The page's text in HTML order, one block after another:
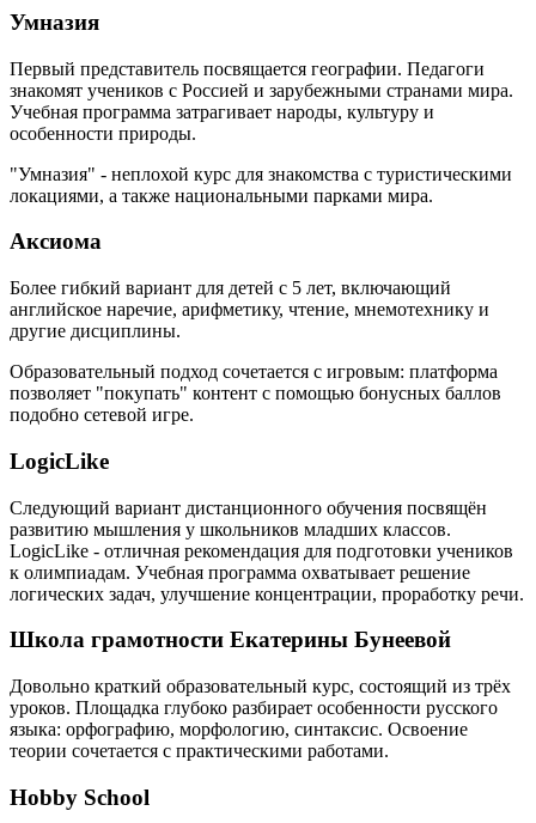
Умназия
Первый представитель посвящается географии. Педагоги
знакомят учеников с Россией и зарубежными странами мира.
Учебная программа затрагивает народы, культуру и
особенности природы.
"Умназия" - неплохой курс для знакомства с туристическими
локациями, а также национальными парками мира.
Аксиома
Более гибкий вариант для детей с 5 лет, включающий
английское наречие, арифметику, чтение, мнемотехнику и
другие дисциплины.
Образовательный подход сочетается с игровым: платформа
позволяет "покупать" контент с помощью бонусных баллов
подобно сетевой игре.
LogicLike
Следующий вариант дистанционного обучения посвящён
развитию мышления у школьников младших классов.
LogicLike - отличная рекомендация для подготовки учеников
к олимпиадам. Учебная программа охватывает решение
логических задач, улучшение концентрации, проработку речи.
Школа грамотности Екатерины Бунеевой
Довольно краткий образовательный курс, состоящий из трёх
уроков. Площадка глубоко разбирает особенности русского
языка: орфографию, морфологию, синтаксис. Освоение
теории сочетается с практическими работами.
Hobby School